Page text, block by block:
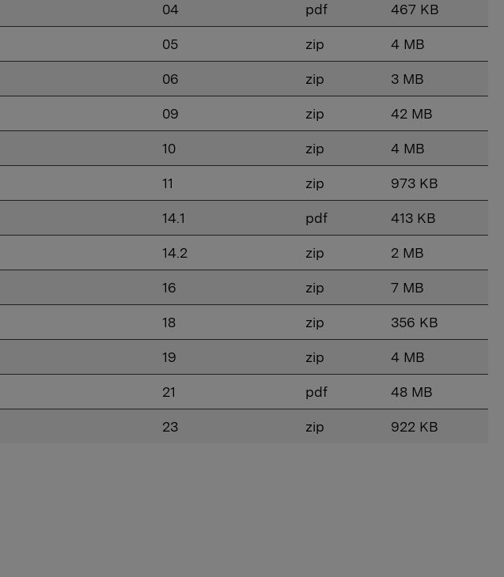
04 pdf 467 KB
05 zip 4 MB
06 zip 3 MB
09 zip 42 MB
10 zip 4 MB
11 zip 973 KB
14.1 pdf 413 KB
14.2 zip 2 MB
16 zip 7 MB
18 zip 356 KB
19 zip 4 MB
21 pdf 48 MB
23 zip 922 KB